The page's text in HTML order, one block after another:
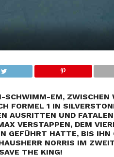
SCHWIMM-EM, ZWISCHEN
FORMEL 1 IN
AUSRITTEN UND
VERSTAPPEN, DEM
GEFÜHRT HATTE, BIS
NORRIS IM
THE KING!